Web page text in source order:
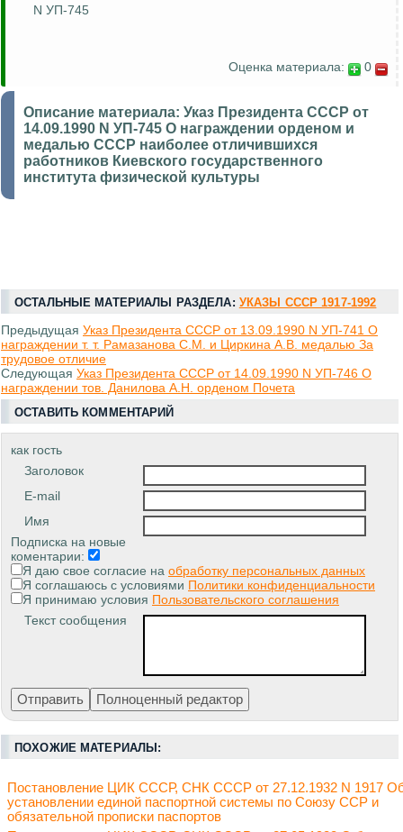
N УП-745
Оценка материала: 0
Описание материала: Указ Президента СССР от
14.09.1990 N УП-745 О награждении орденом и
медалью СССР наиболее отличившихся
работников Киевского государственного
института физической культуры
ОСТАЛЬНЫЕ МАТЕРИАЛЫ РАЗДЕЛА: УКАЗЫ СССР 1917-1992
Предыдущая Указ Президента СССР от 13.09.1990 N УП-741 О
награждении т. т. Рамазанова С.М. и Циркина А.В. медалью За
трудовое отличие
Следующая Указ Президента СССР от 14.09.1990 N УП-746 О
награждении тов. Данилова А.Н. орденом Почета
ОСТАВИТЬ КОММЕНТАРИЙ
как гость
Заголовок
E-mail
Имя
Подписка на новые
коментарии:
Я даю свое согласие на обработку персональных данных
Я соглашаюсь с условиями Политики конфиденциальности
Я принимаю условия Пользовательского соглашения
Текст сообщения
ПОХОЖИЕ МАТЕРИАЛЫ:
Постановление ЦИК СССР, СНК СССР от 27.12.1932 N 1917
установлении единой паспортной системы по Союзу ССР и
обязательной прописки паспортов